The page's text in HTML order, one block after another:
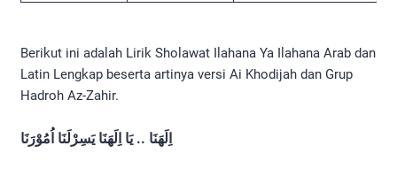
Berikut ini adalah Lirik Sholawat Ilahana Ya Ilahana Arab dan
Latin Lengkap beserta artinya versi Ai Khodijah dan Grup
Hadroh Az-Zahir.
اِلَهَنَا .. يَا اِلَهَنَا يَسِرْلَنَا اُمُوْرَنَا